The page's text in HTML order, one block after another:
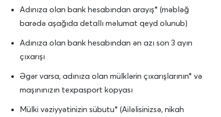
Adınıza olan bank hesabından arayış* (məbləğ
barədə aşağıda detallı məlumat qeyd olunub)
Adınıza olan bank hesabından ən azı son 3 ayın
çıxarışı
Əgər varsa, adınıza olan mülklərin çıxarışlarının* və
maşınınızın texpasport kopyası
Mülki vəziyyətinizin sübutu* (Ailəlisinizsə, nikah